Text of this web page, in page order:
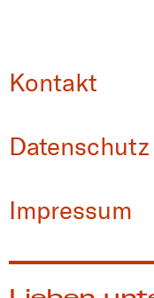
Kontakt
Datenschutz
Impressum